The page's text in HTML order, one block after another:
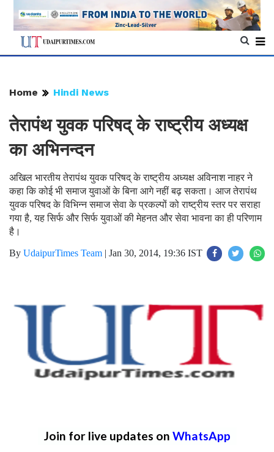
Home Hindi News
तेरापंथ युवक परिषद् के राष्ट्रीय अध्यक्ष
का अभिनन्दन
अखिल भारतीय तेरापंथ युवक परिषद् के राष्ट्रीय अध्यक्ष अविनाश नाहर ने
कहा कि कोई भी समाज युवाओं के बिना आगे नहीं बढ़ सकता। आज तेरापंथ
युवक परिषद के विभिन्न समाज सेवा के प्रकल्पों को राष्ट्रीय स्तर पर सराहा
गया है, यह सिर्फ और सिर्फ युवाओं की मेहनत और सेवा भावना का ही परिणाम
है।
By UdaipurTimes Team | Jan 30, 2014, 19:36 IST
Join for live updates on WhatsApp